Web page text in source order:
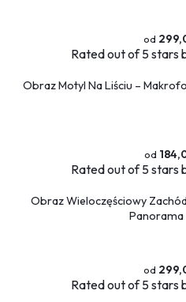
Ratedout of 5 stars
Obraz Motyl Na Liściu –
Ratedout of 5 stars
Obraz Wieloczęściowy
Ratedout of 5 stars